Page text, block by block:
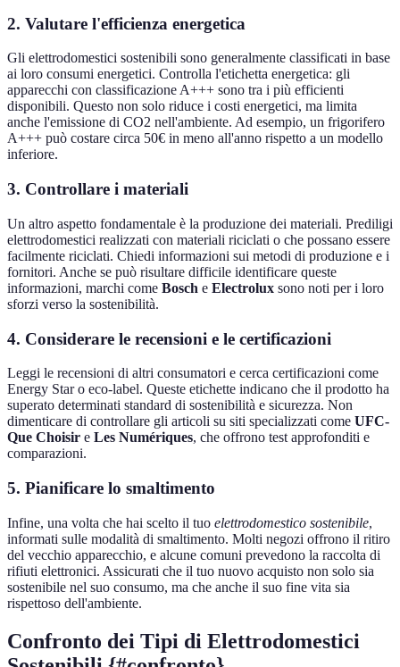
2. Valutare l'efficienza energetica
Gli elettrodomestici sostenibili sono generalmente classificati in base
ai loro consumi energetici. Controlla l'etichetta energetica: gli
apparecchi con classificazione A+++ sono tra i più efficienti
disponibili. Questo non solo riduce i costi energetici, ma limita
anche l'emissione di CO2 nell'ambiente. Ad esempio, un frigorifero
A+++ può costare circa 50€ in meno all'anno rispetto a un modello
inferiore.
3. Controllare i materiali
Un altro aspetto fondamentale è la produzione dei materiali. Prediligi
elettrodomestici realizzati con materiali riciclati o che possano essere
facilmente riciclati. Chiedi informazioni sui metodi di produzione e i
fornitori. Anche se può risultare difficile identificare queste
informazioni, marchi come Bosch e Electrolux sono noti per i loro
sforzi verso la sostenibilità.
4. Considerare le recensioni e le certificazioni
Leggi le recensioni di altri consumatori e cerca certificazioni come
Energy Star o eco-label. Queste etichette indicano che il prodotto ha
superato determinati standard di sostenibilità e sicurezza. Non
dimenticare di controllare gli articoli su siti specializzati come UFC-
Que Choisir e Les Numériques, che offrono test approfonditi e
comparazioni.
5. Pianificare lo smaltimento
Infine, una volta che hai scelto il tuo elettrodomestico sostenibile,
informati sulle modalità di smaltimento. Molti negozi offrono il ritiro
del vecchio apparecchio, e alcune comuni prevedono la raccolta di
rifiuti elettronici. Assicurati che il tuo nuovo acquisto non solo sia
sostenibile nel suo consumo, ma che anche il suo fine vita sia
rispettoso dell'ambiente.
Confronto dei Tipi di Elettrodomestici